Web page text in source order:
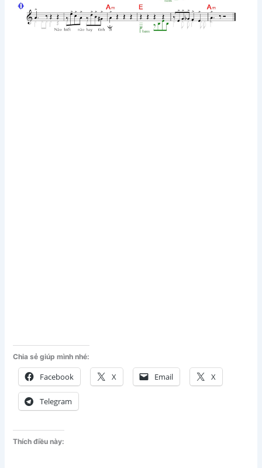
Chia sẻ giúp mình nhé:
Facebook X Email X
Telegram
Thích điều này: